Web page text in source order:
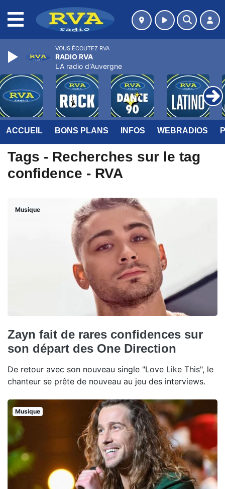
ACCUEIL BONS PLANS INFOS WEBRADIOS
Tags - Recherches sur le tag
confidence - RVA
Musique
Zayn fait de rares confidences sur
son départ des One Direction
De retour avec son nouveau single "Love Like This", le
chanteur se prête de nouveau au jeu des interviews.
Musique
VOUS ÉCOUTEZ RVA
RADIO RVA
LA radio d'Auvergne